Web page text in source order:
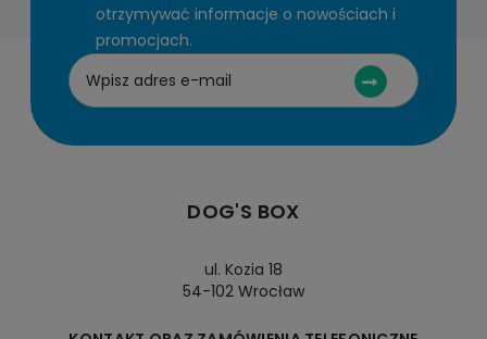
otrzymywać informacje o nowościach i
promocjach.
DOG'S BOX
ul. Kozia 18
54-102 Wrocław